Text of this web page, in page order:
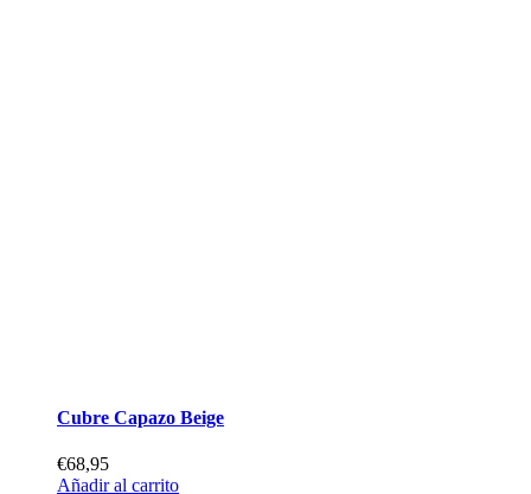
Cubre Capazo Beige
€68,95
Añadir al carrito